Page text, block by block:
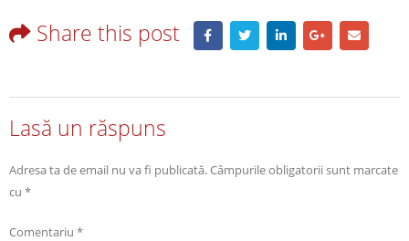
Share this post
Lasă un răspuns
Adresa ta de email nu va fi publicată.Câmpurile obligatorii sunt marcate
cu *
Comentariu *